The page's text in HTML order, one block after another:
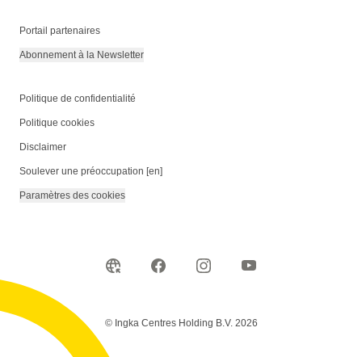
Portail partenaires
Abonnement à la Newsletter
Politique de confidentialité
Politique cookies
Disclaimer
Soulever une préoccupation [en]
Paramètres des cookies
© Ingka Centres Holding B.V. 2026